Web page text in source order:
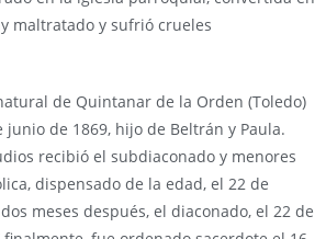
maltratado y sufrió crueles
de Quintanar de la Orden (Toledo)
junio de 1869, hijo de Beltrán y Paula.
recibió el subdiaconado y menores
dispensado de la edad, el 22 de
meses después, el diaconado, el 22 de